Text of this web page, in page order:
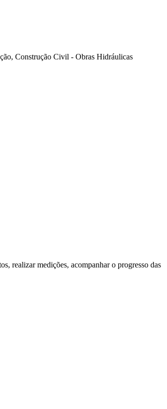
Construção Civil - Obras Hidráulicas
realizar medições, acompanhar o progresso das